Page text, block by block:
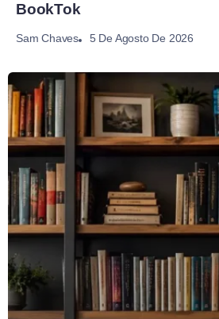
BookTok
Sam Chaves 5 De Agosto De 2026